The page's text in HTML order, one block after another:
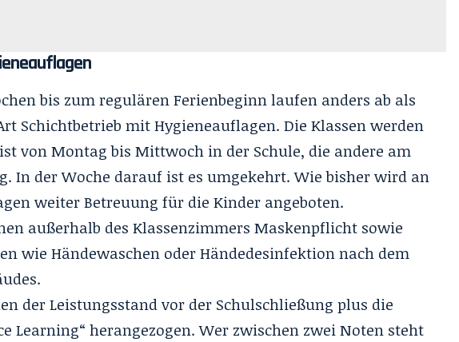
bis zum regulären Ferienbeginn laufen anders ab als
Schichtbetrieb mit Hygieneauflagen. Die Klassen werden
von Montag bis Mittwoch in der Schule, die andere am
In der Woche darauf ist es umgekehrt. Wie bisher wird an
weiter Betreuung für die Kinder angeboten.
außerhalb des Klassenzimmers Maskenpflicht sowie
wie Händewaschen oder Händedesinfektion nach dem
der Leistungsstand vor der Schulschließung plus die
Learning“ herangezogen. Wer zwischen zwei Noten steht